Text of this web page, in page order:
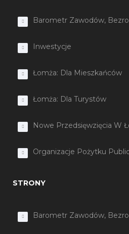
Barometr Zawodów,
Inwestycje
Łomża: Dla Mieszkańców
Łomża: Dla Turystów
Nowe Przedsięwzięcia W
Organizacje Pożytku
STRONY
Barometr Zawodów,